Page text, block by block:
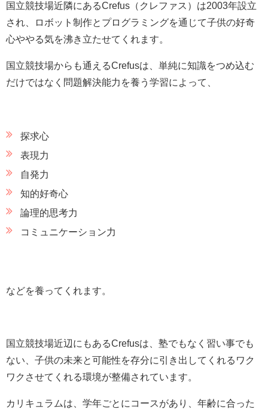
国立競技場近隣にあるCrefus（クレファス）は2003年設立
され、ロボット制作とプログラミングを通じて子供の好奇
心ややる気を沸き立たせてくれます。
国立競技場からも通えるCrefusは、単純に知識をつめ込む
だけではなく問題解決能力を養う学習によって、
探求心
表現力
自発力
知的好奇心
論理的思考力
コミュニケーション力
などを養ってくれます。
国立競技場近辺にもあるCrefusは、塾でもなく習い事でも
ない、子供の未来と可能性を存分に引き出してくれるワク
ワクさせてくれる環境が整備されています。
カリキュラムは、学年ごとにコースがあり、年齢に合った